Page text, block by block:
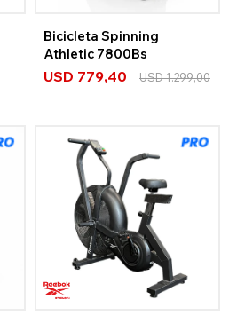
Bicicleta Spinning
Athletic 7800Bs
USD 779,40 USD1.299,00